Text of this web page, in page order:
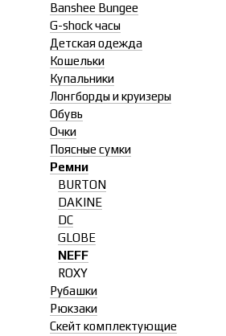
Banshee Bungee
G-shock часы
Детская одежда
Кошельки
Купальники
Лонгборды и круизеры
Обувь
Очки
Поясные сумки
Ремни
BURTON
DAKINE
DC
GLOBE
NEFF
ROXY
Рубашки
Рюкзаки
Скейт комплектующие